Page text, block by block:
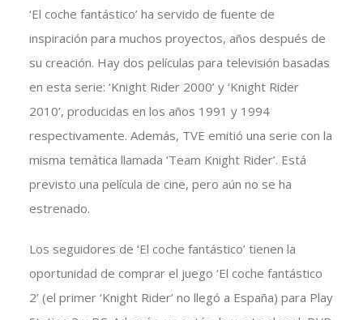
‘El coche fantástico’ ha servido de fuente de
inspiración para muchos proyectos, años después de
su creación. Hay dos películas para televisión basadas
en esta serie: ‘Knight Rider 2000’ y ‘Knight Rider
2010’, producidas en los años 1991 y 1994
respectivamente. Además, TVE emitió una serie con la
misma temática llamada ‘Team Knight Rider’. Está
previsto una película de cine, pero aún no se ha
estrenado.
Los seguidores de ‘El coche fantástico’ tienen la
oportunidad de comprar el juego ‘El coche fantástico
2’ (el primer ‘Knight Rider’ no llegó a España) para Play